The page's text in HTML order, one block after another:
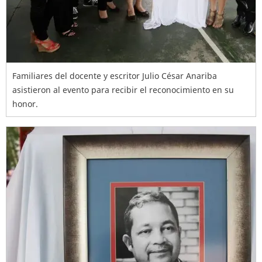
Familiares del docente y escritor Julio César Anariba
asistieron al evento para recibir el reconocimiento en su
honor.